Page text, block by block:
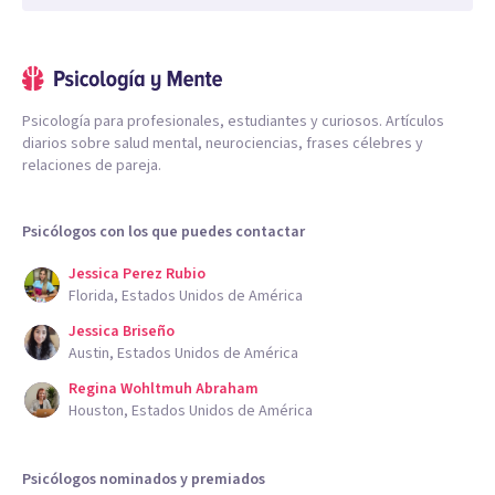
Psicología para profesionales, estudiantes y curiosos. Artículos
diarios sobre salud mental, neurociencias, frases célebres y
relaciones de pareja.
Psicólogos con los que puedes contactar
Jessica Perez Rubio
Florida, Estados Unidos de América
Jessica Briseño
Austin, Estados Unidos de América
Regina Wohltmuh Abraham
Houston, Estados Unidos de América
Psicólogos nominados y premiados